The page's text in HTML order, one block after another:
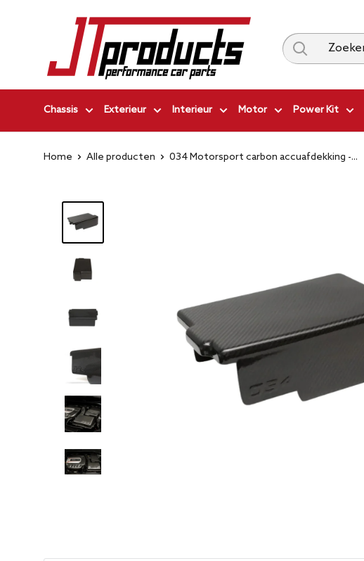
Products
Car
Chassis Exterieur Interieur Motor Power Kit
Home Alle producten 034 Motorsport carbon accuafdekking -...